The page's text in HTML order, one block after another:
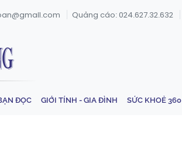
Quảng cáo: 024.627.32.632
ĐỌC GIỚI TÍNH - GIA ĐÌNH SỨC KHOẺ 360